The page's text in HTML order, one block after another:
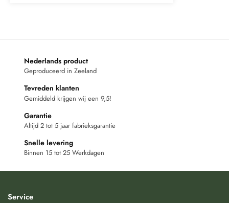
Nederlands product
Geproduceerd in Zeeland
Tevreden klanten
Gemiddeld krijgen wij een 9,5!
Garantie
Altijd 2 tot 5 jaar fabrieksgarantie
Snelle levering
Binnen 15 tot 25 Werkdagen
Service